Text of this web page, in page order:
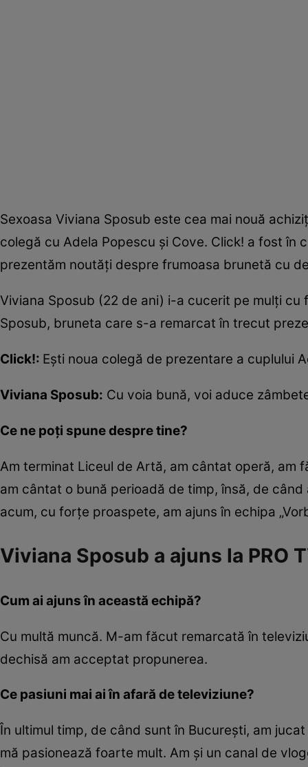
Sexoasa Viviana Sposub este cea mai nouă
colegă cu Adela Popescu şi Cove. Click! a fost în
prezentăm noutăți despre frumoasa brunetă cu
Viviana Sposub (22 de ani) i-a cucerit pe mulţi
Sposub, bruneta care s-a remarcat în trecut
Click!: Eşti noua colegă de prezentare a cuplului
Viviana Sposub: Cu voia bună, voi aduce
Ce ne poţi spune despre tine?
Am terminat Liceul de Artă, am cântat operă, am
am cântat o bună perioadă de timp, însă, de
acum, cu forţe proaspete, am ajuns în echipa
Viviana Sposub a ajuns la PRO
Cum ai ajuns în această echipă?
Cu multă muncă. M-am făcut remarcată în
dechisă am acceptat propunerea.
Ce pasiuni mai ai în afară de televiziune?
În ultimul timp, de când sunt în Bucureşti, am
mă pasionează foarte mult. Am şi un canal de